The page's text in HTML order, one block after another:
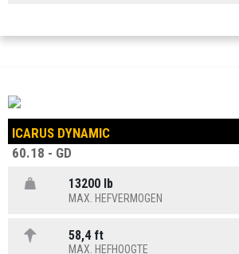
ICARUS DYNAMIC
60.18 - GD
13200 lb
MAX. HEFVERMOGEN
58,4 ft
MAX. HEFHOOGTE